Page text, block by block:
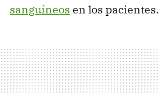
sanguíneos en los pacientes.